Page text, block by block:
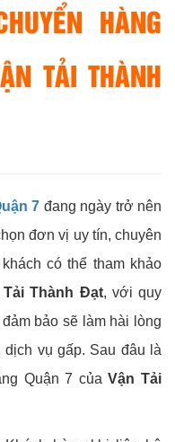
HÀNG
TẢI THÀNH
7 đang ngày trở nên
đơn vị uy tín, chuyên
có thể tham khảo
Tải Thành Đạt, với quy
bảo sẽ làm hài lòng
vụ gấp. Sau đâu là
Quận 7 củaVận Tải